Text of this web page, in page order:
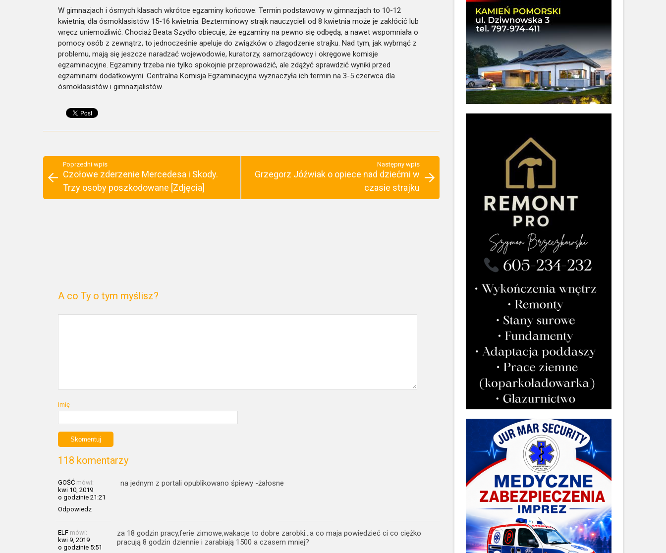
W gimnazjach i ósmych klasach wkrótce egzaminy końcowe. Termin podstawowy w gimnazjach to 10-12
kwietnia, dla ósmoklasistów 15-16 kwietnia. Bezterminowy strajk nauczycieli od 8 kwietnia może je zakłócić lub
wręcz uniemożliwić. Chociaż Beata Szydło obiecuje, że egzaminy na pewno się odbędą, a nawet wspomniała o
pomocy osób z zewnątrz, to jednocześnie apeluje do związków o złagodzenie strajku. Nad tym, jak wybrnąć z
problemu, mają się jeszcze naradzać wojewodowie, kuratorzy, samorządowcy i okręgowe komisje
egzaminacyjne. Egzaminy trzeba nie tylko spokojnie przeprowadzić, ale zdążyć sprawdzić wyniki przed
egzaminami dodatkowymi. Centralna Komisja Egzaminacyjna wyznaczyła ich termin na 3-5 czerwca dla
ósmoklasistów i gimnazjalistów.
Poprzedni wpis
Czołowe zderzenie Mercedesa i Skody.
Trzy osoby poszkodowane [Zdjęcia]
Następny wpis
Grzegorz Jóźwiak o opiece nad dziećmi w
czasie strajku
A co Ty o tym myślisz?
Imię
118 komentarzy
GOŚĆ mówi:
kwi 10, 2019
o godzinie 21:21
Odpowiedz
na jednym z portali opublikowano śpiewy -żałosne
ELF mówi:
kwi 9, 2019
o godzinie 5:51
za 18 godzin pracy,ferie zimowe,wakacje to dobre zarobki…a co maja powiedzieć ci co ciężko
pracują 8 godzin dziennie i zarabiają 1500 a czasem mniej?